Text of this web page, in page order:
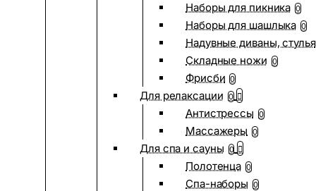
Наборы для пикника 0
Наборы для шашлыка 0
Надувные диваны, стулья
Складные ножи 0
Фрисби 0
Для релаксации 0
Антистрессы 0
Массажеры 0
Для спа и сауны 0
Полотенца 0
Спа-наборы 0